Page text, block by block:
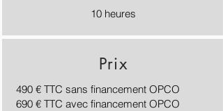
10 heures
Prix
490 € TTC sans financement OPCO
690 € TTC avec financement OPCO